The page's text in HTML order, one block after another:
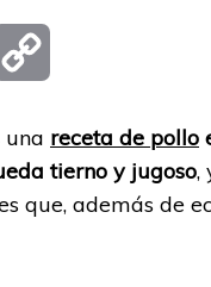
una receta de pollo
tierno y jugoso,
que, además de